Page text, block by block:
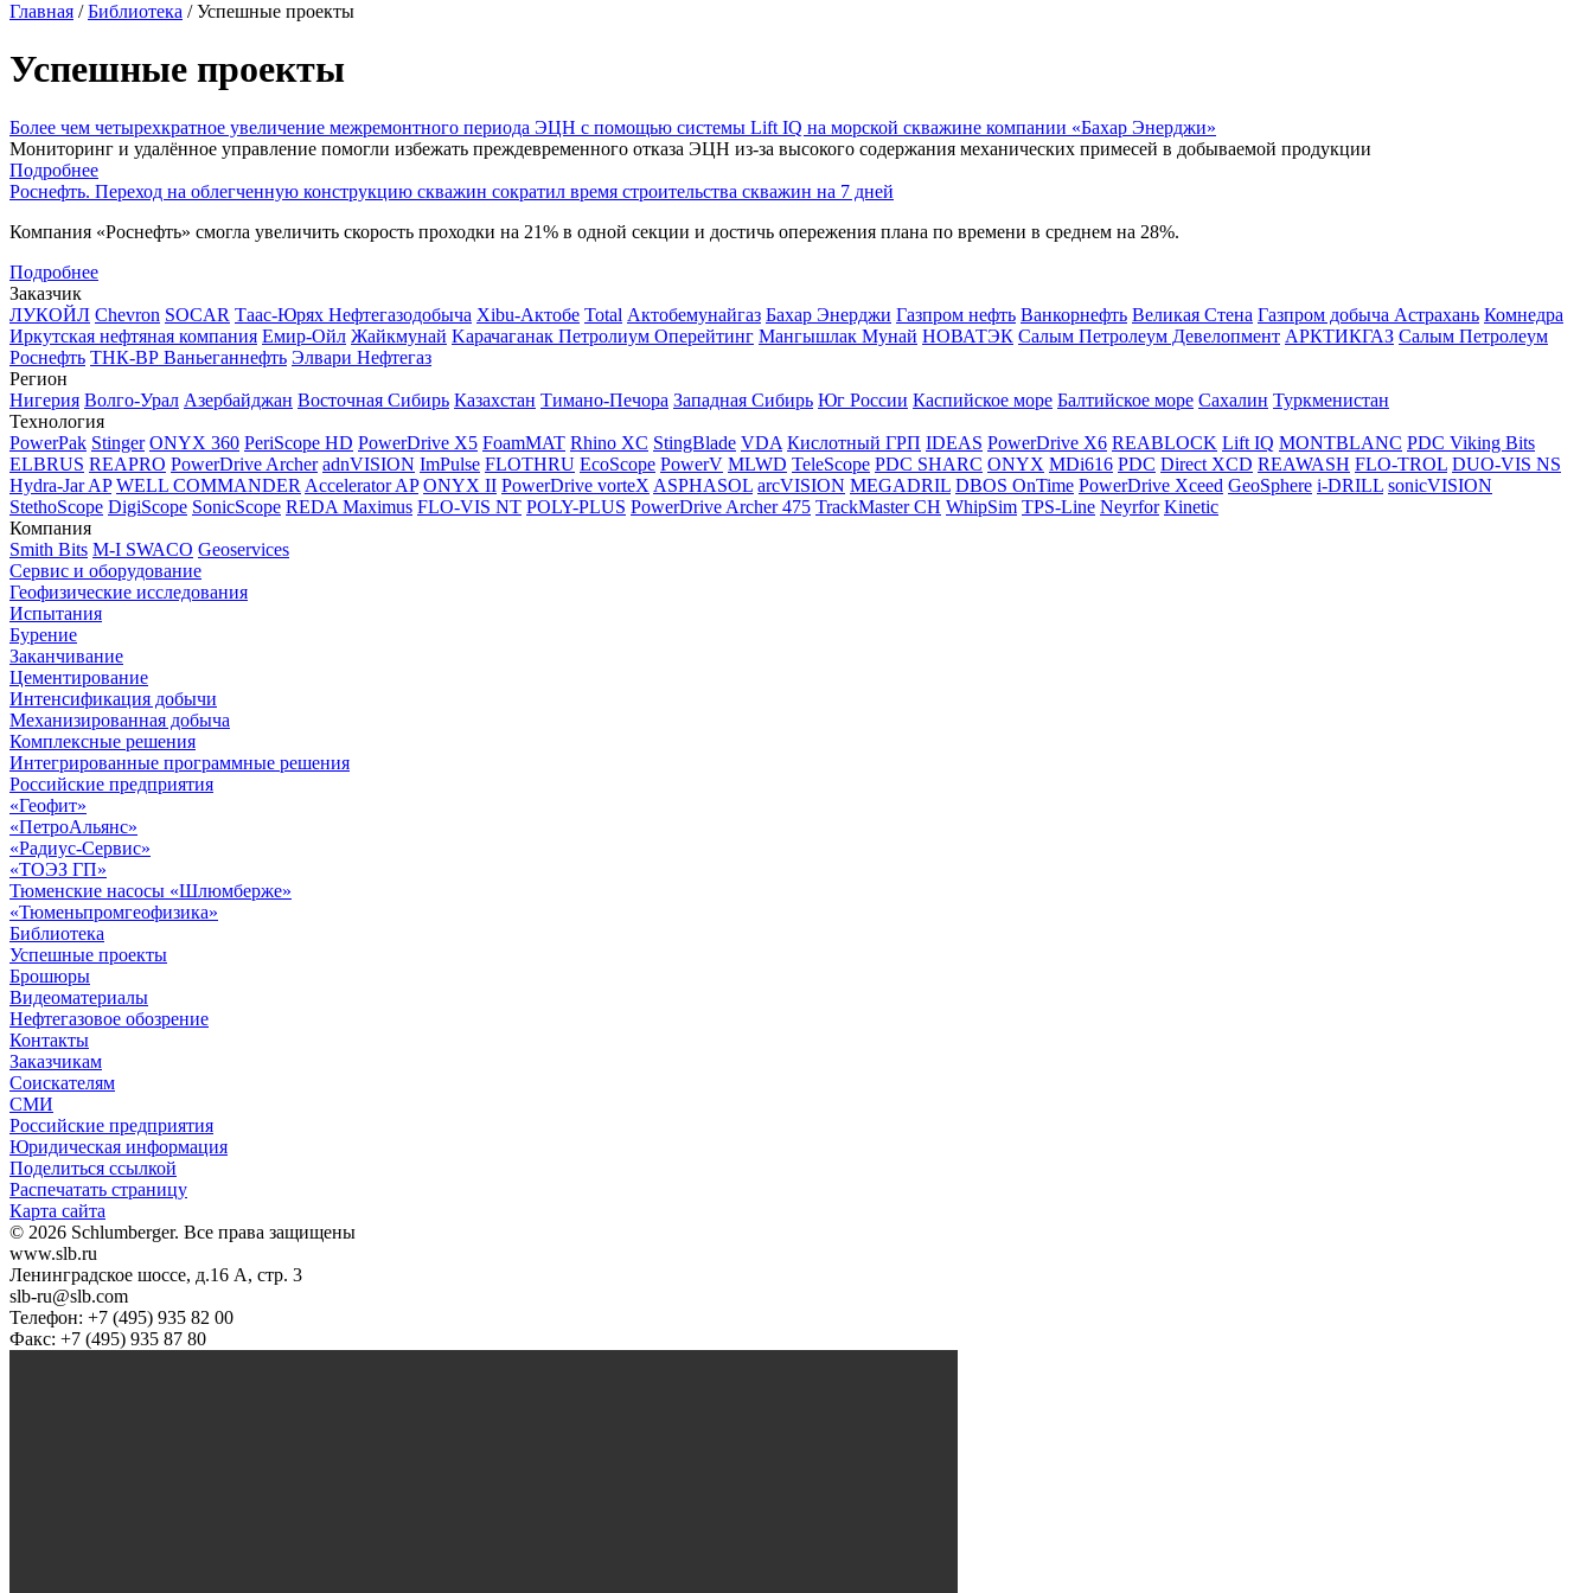
Главная /Библиотека /Успешные проекты
Успешные проекты
Более чем четырехкратное увеличение межремонтного периода ЭЦН с помощью системы Lift IQ на морской скважине компании «Бахар Энерджи»
Мониторинг и удалённое управление помогли избежать преждевременного отказа ЭЦН из-за высокого содержания механических примесей в добываемой продукции
Подробнее
Роснефть. Переход на облегченную конструкцию скважин сократил время строительства скважин на 7 дней
Компания «Роснефть» смогла увеличить скорость проходки на 21% в одной секции и достичь опережения плана по времени в среднем на 28%.
Подробнее
Заказчик
ЛУКОЙЛ Chevron SOCAR Таас-Юрях Нефтегазодобыча Xibu-Актобе Total Актобемунайгаз Бахар Энерджи Газпром нефть Ванкорнефть Великая Стена Газпром добыча Астрахань Комнедра
Иркутская нефтяная компания Емир-Ойл Жайкмунай Kарачаганак Петролиум Оперейтинг Мангышлак Мунай НОВАТЭК Салым Петролеум Девелопмент АРКТИКГАЗ Салым Петролеум
Роснефть ТНК-ВР Ваньеганнефть Элвари Нефтегаз
Регион
Нигерия Волго-Урал Азербайджан Восточная Сибирь Казахстан Тимано-Печора Западная Сибирь Юг России Каспийское море Балтийское море Сахалин Туркменистан
Технология
PowerPak Stinger ONYX 360 PeriScope HD PowerDrive X5 FoamMAT Rhino XC StingBlade VDA Кислотный ГРП IDEAS PowerDrive X6 REABLOCK Lift IQ MONTBLANC PDC Viking Bits
ELBRUS REAPRO PowerDrive Archer adnVISION ImPulse FLOTHRU EcoScope PowerV MLWD TeleScope PDC SHARC ONYX MDi616 PDC Direct XCD REAWASH FLO-TROL DUO-VIS NS
Hydra-Jar AP WELL COMMANDER Accelerator AP ONYX II PowerDrive vorteX ASPHASOL arcVISION MEGADRIL DBOS OnTime PowerDrive Xceed GeoSphere i-DRILL sonicVISION
StethoScope DigiScope SonicScope REDA Maximus FLO-VIS NT POLY-PLUS PowerDrive Archer 475 TrackMaster CH WhipSim TPS-Line Neyrfor Kinetic
Компания
Smith Bits M-I SWACO Geoservices
Сервис и оборудование
Геофизические исследования
Испытания
Бурение
Заканчивание
Цементирование
Интенсификация добычи
Механизированная добыча
Комплексные решения
Интегрированные программные решения
Российские предприятия
«Геофит»
«ПетроАльянс»
«Радиус-Сервис»
«ТОЭЗ ГП»
Тюменские насосы «Шлюмберже»
«Тюменьпромгеофизика»
Библиотека
Успешные проекты
Брошюры
Видеоматериалы
Нефтегазовое обозрение
Контакты
Заказчикам
Соискателям
СМИ
Российские предприятия
Юридическая информация
Поделиться ссылкой
Распечатать страницу
Карта сайта
© 2026 Schlumberger. Все права защищены
www.slb.ru
Ленинградское шоссе, д.16 А, стр. 3
slb-ru@slb.com
Телефон: +7 (495) 935 82 00
Факс: +7 (495) 935 87 80